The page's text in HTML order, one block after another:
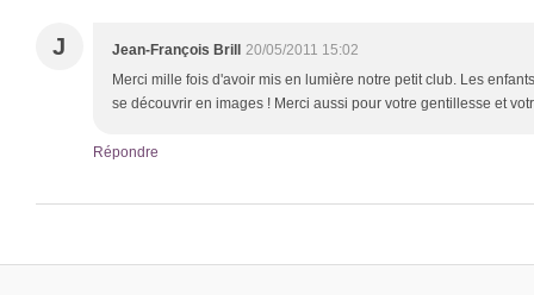
J Jean-François Brill
20/05/2011 15:02
Merci mille fois d'avoir mis en lumière notre petit club. Les
se découvrir en images ! Merci aussi pour votre gentillesse et
Répondre